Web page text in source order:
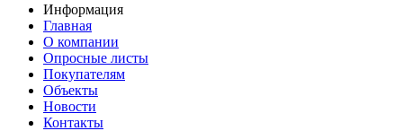
Информация
Главная
О компании
Опросные листы
Покупателям
Объекты
Новости
Контакты